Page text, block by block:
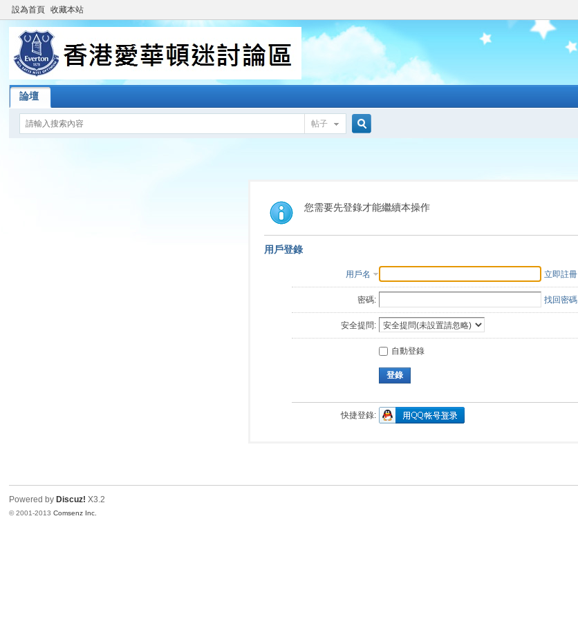
設為首頁 收藏本站
論壇
帖子
索
您需要先登錄才能繼續本操作
用戶登錄
用戶名 立即註冊
密碼: 找回密碼
安全提問:
自動登錄
登錄
快捷登錄:
Powered by Discuz! X3.2
© 2001-2013Comsenz Inc.